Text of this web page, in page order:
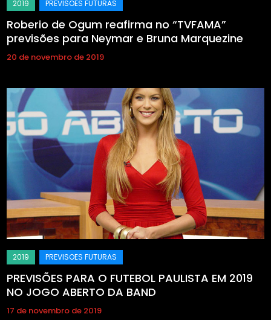
Roberio de Ogum reafirma no “TVFAMA”
previsões para Neymar e Bruna Marquezine
20 de novembro de 2019
PREVISÕES PARA O FUTEBOL PAULISTA EM 2019
NO JOGO ABERTO DA BAND
17 de novembro de 2019